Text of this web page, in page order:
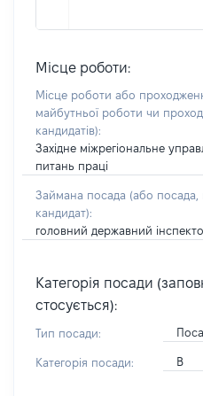
Місце роботи:
Місце роботи або
майбутньої роботи чи
кандидатів):
Західне міжрегіональне
питань праці
Займана посада (або посада,
кандидат):
головний державний
Категорія посади
стосується):
Тип посади:
Категорія посади: В